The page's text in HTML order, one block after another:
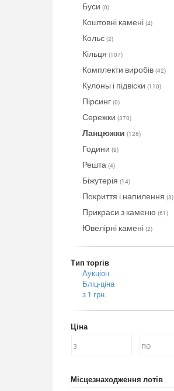
Буси (0)
Коштовні камені (4)
Кольє (2)
Кільця (107)
Комплекти виробів (42)
Кулоны і підвіски (110)
Пірсинг (0)
Сережки (370)
Ланцюжки (126)
Години (9)
Решта (4)
Біжутерія (14)
Покриття і напилення (3)
Прикраси з каменю (61)
Ювелірні камені (2)
Тип торгів
Аукціон
Бліц-ціна
з 1 грн.
Ціна
Місцезнаходження лотів